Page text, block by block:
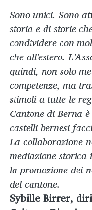
Sono unici. Sono
storia e di storie
condividere con
che all'estero.
quindi, non solo
competenze, ma
stimoli a tutte le
Cantone di Berna
castelli bernesi
La collaborazione
mediazione storica
la promozione dei
del cantone.
Sybille Birrer,